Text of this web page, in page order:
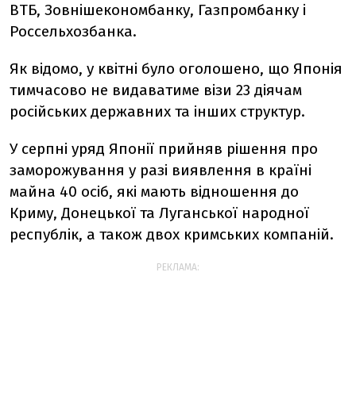
ВТБ, Зовнішекономбанку, Газпромбанку і
Россельхозбанка.
Як відомо, у квітні було оголошено, що Японія
тимчасово не видаватиме візи 23 діячам
російських державних та інших структур.
У серпні уряд Японії прийняв рішення про
заморожування у разі виявлення в країні
майна 40 осіб, які мають відношення до
Криму, Донецької та Луганської народної
республік, а також двох кримських компаній.
РЕКЛАМА: